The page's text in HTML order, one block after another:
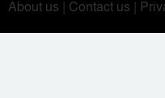
About us | Contact us |